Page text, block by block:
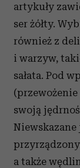
artykuły
ser żółty.
również z
i warzyw,
sałata. Pod
swoją
a także